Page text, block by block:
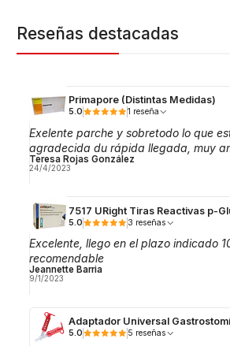
Reseñas destacadas
Primapore (Distintas Medidas)
5.0 1 reseña
Exelente parche y sobretodo lo que
agradecida du rápida llegada, muy
Teresa Rojas González
24/4/2023
7517 URight Tiras Reactivas p-
5.0 3 reseñas
Excelente, llego en el plazo indicado
recomendable
Jeannette Barria
9/1/2023
Adaptador Universal
5.0 5 reseñas